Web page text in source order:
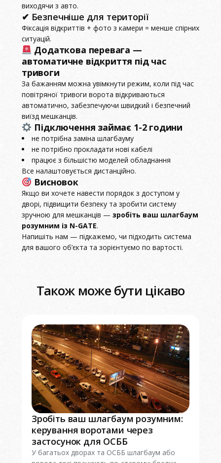
виходячи з авто.
✔ Безпечніше для території
Фіксація відкриттів + фото з камери = менше спірних
ситуацій.
Додаткова перевага —
автоматичне відкриття під час
тривоги
За бажанням можна увімкнути режим, коли під час
повітряної тривоги ворота відкриваються
автоматично, забезпечуючи швидкий і безпечний
виїзд мешканців.
Підключення займає 1-2 години
не потрібна заміна шлагбауму
не потрібно прокладати нові кабелі
працює з більшістю моделей обладнання
Все налаштовується дистанційно.
Висновок
Якщо ви хочете навести порядок з доступом у
дворі, підвищити безпеку та зробити систему
зручною для мешканців — зробіть ваш шлагбаум
розумним із N-GATE.
Напишіть нам — підкажемо, чи підходить система
для вашого об’єкта та зорієнтуємо по вартості.
Також може бути цікаво
Зробіть ваш шлагбаум розумним:
керування воротами через
застосунок для ОСББ
У багатьох дворах та ОСББ шлагбаум або